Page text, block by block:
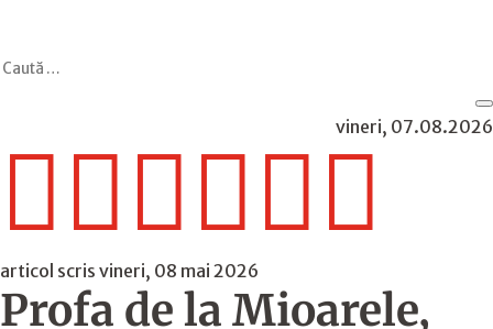
vineri, 07.08.2026

articol scris vineri, 08 mai 2026
Profa de la Mioarele,